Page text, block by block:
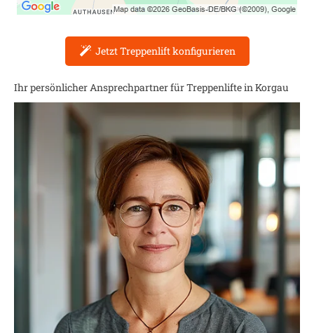
Jetzt Treppenlift konfigurieren
Ihr persönlicher Ansprechpartner für Treppenlifte inKorgau